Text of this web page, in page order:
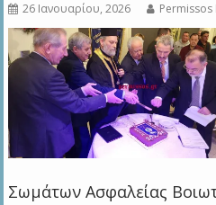
26 Ιανουαρίου, 2026
Σωμάτων Ασφαλείας